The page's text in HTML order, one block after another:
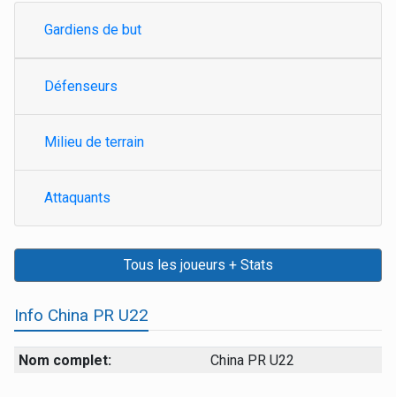
Gardiens de but
Défenseurs
Milieu de terrain
Attaquants
Tous les joueurs + Stats
Info China PR U22
Nom complet: China PR U22